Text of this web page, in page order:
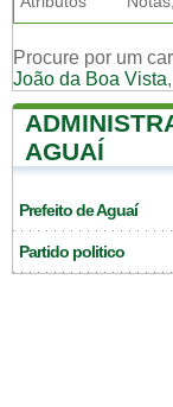
Procure por um
João da Boa Vista,
AGUAÍ
Prefeito de Aguaí
Partido politico